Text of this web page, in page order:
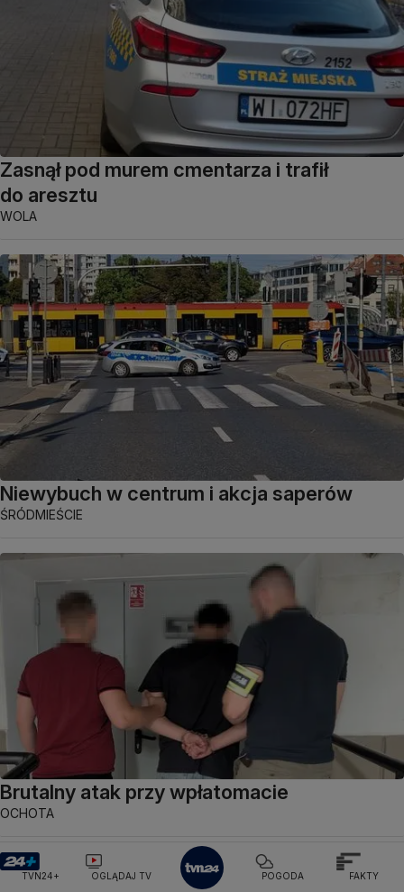
Zasnął pod murem cmentarza i trafił
do aresztu
WOLA
Niewybuch w centrum i akcja saperów
ŚRÓDMIEŚCIE
Brutalny atak przy wpłatomacie
OCHOTA
TVN24+ OGLĄDAJ TV POGODA FAKTY